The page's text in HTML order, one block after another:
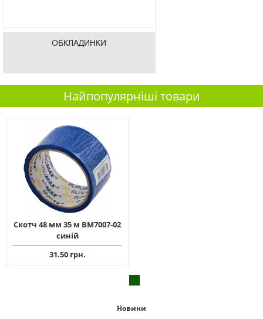
ОБКЛАДИНКИ
Найпопулярніші товари
Скотч 48 мм 35 м ВМ7007-02
синій
31.50 грн.
Новини